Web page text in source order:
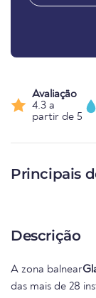
Avaliação
4.3 a
partir de 5
Principais
Descrição
A zona balnear
das mais de 28